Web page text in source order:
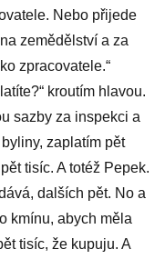
Nebo přijede
zemědělství a za
zpracovatele.“
kroutím hlavou.
sazby za inspekci a
zaplatím pět
tisíc. A totéž Pepek.
dalších pět. No a
kmínu, abych měla
tisíc, že kupuju. A